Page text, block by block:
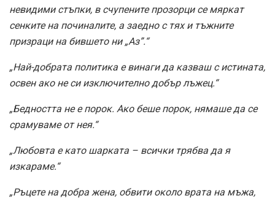
невидими стъпки, в счупените прозорци се мяркат
сенките на починалите, а заедно с тях и тъжните
призраци на бившето ни „Аз”.“
„Най-добрата политика е винаги да казваш с истината,
освен ако не си изключително добър лъжец.“
„Бедността не е порок. Ако беше порок, нямаше да се
срамуваме от нея.“
„Любовта е като шарката – всички трябва да я
изкараме.“
„Ръцете на добра жена, обвити около врата на мъжа,